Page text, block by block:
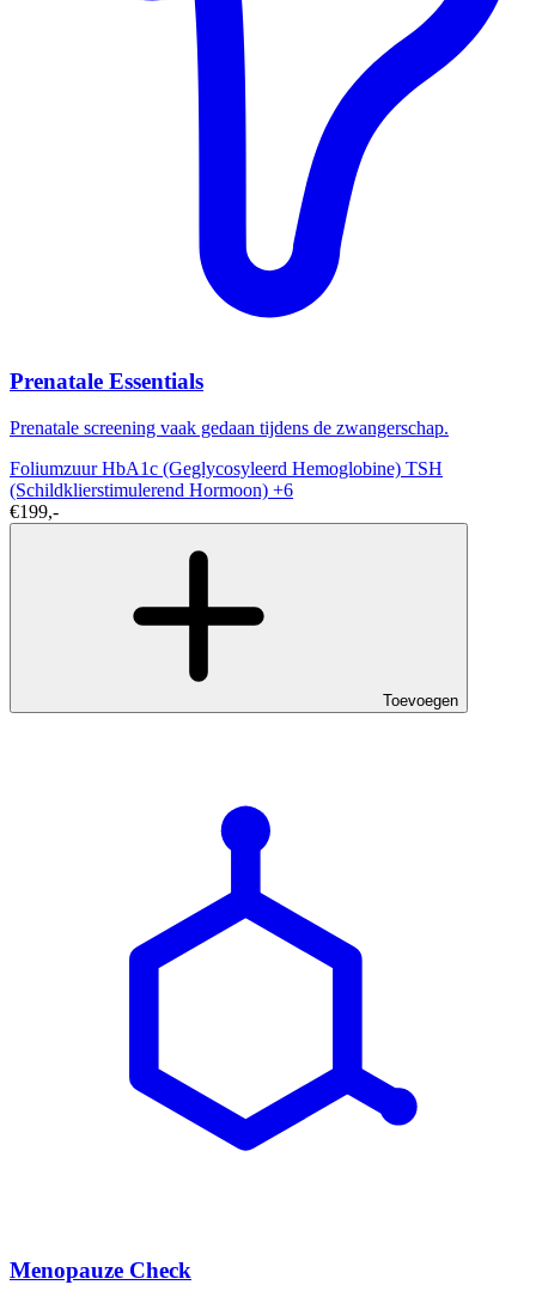
Prenatale Essentials
Prenatale screening vaak gedaan tijdens de zwangerschap.
FoliumzuurHbA1c (Geglycosyleerd Hemoglobine) TSH
(Schildklierstimulerend Hormoon) +6
€199,-
Toevoegen
Menopauze Check